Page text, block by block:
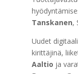
Tanskanen,
Uudet
kirittäjinä,
Aaltio ja